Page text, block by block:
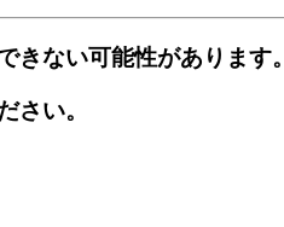
きない可能性があります。
さい。